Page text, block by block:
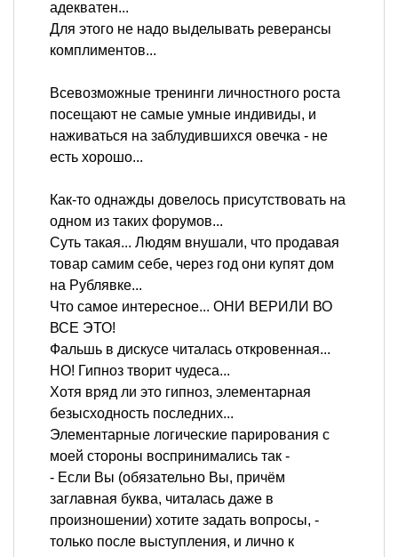
адекватен...
Для этого не надо выделывать реверансы
комплиментов...
Всевозможные тренинги личностного роста
посещают не самые умные индивиды, и
наживаться на заблудившихся овечка - не
есть хорошо...
Как-то однажды довелось присутствовать на
одном из таких форумов...
Суть такая... Людям внушали, что продавая
товар самим себе, через год они купят дом
на Рублявке...
Что самое интересное... ОНИ ВЕРИЛИ ВО
ВСЕ ЭТО!
Фальшь в дискусе читалась откровенная...
НО! Гипноз творит чудеса...
Хотя вряд ли это гипноз, элементарная
безысходность последних...
Элементарные логические парирования с
моей стороны воспринимались так -
- Если Вы (обязательно Вы, причём
заглавная буква, читалась даже в
произношении) хотите задать вопросы, -
только после выступления, и лично к